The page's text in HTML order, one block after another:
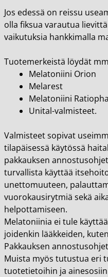
Jos edessä on reissu
olla fiksua varautua
vaikutuksia hankkimalla
Tuotemerkeistä löydät
Melatoniini Orion
Melarest
Melatoniini
Unital-valmisteet.
Valmisteet sopivat
tilapäisessä käytössä
pakkauksen
turvallista käyttää
unettomuuteen,
vuorokausirytmiä sekä
helpottamiseen.
Melatoniinia ei tule
joidenkin lääkkeiden,
Pakkauksen
Muista myös tutustua eri
tuotetietoihin ja